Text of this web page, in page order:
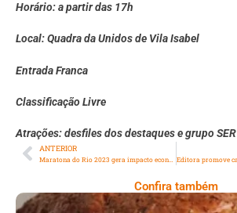
Horário: a partir das 17h
Local: Quadra da Unidos de Vila Isabel
Entrada Franca
Classificação Livre
Atrações: desfiles dos destaques e grupo SER
ANTERIOR
Confira também